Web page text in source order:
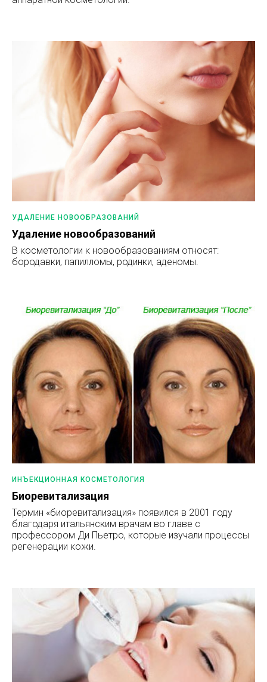
УДАЛЕНИЕ НОВООБРАЗОВАНИЙ
Удаление новообразований
В косметологии к новообразованиям относят:
бородавки, папилломы, родинки, аденомы.
ИНЪЕКЦИОННАЯ КОСМЕТОЛОГИЯ
Биоревитализация
Термин «биоревитализация» появился в 2001 году
благодаря итальянским врачам во главе с
профессором Ди Пьетро, которые изучали процессы
регенерации кожи.